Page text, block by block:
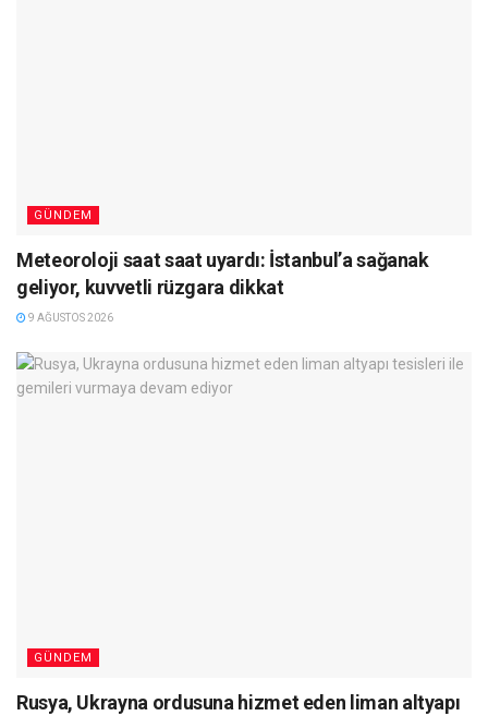
GÜNDEM
Meteoroloji saat saat uyardı: İstanbul’a sağanak
geliyor, kuvvetli rüzgara dikkat
9 AĞUSTOS 2026
GÜNDEM
Rusya, Ukrayna ordusuna hizmet eden liman altyapı